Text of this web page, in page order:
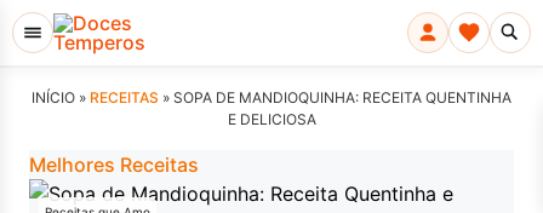
INÍCIO » RECEITAS » SOPA DE MANDIOQUINHA: RECEITA QUENTINHA
E DELICIOSA
Melhores Receitas